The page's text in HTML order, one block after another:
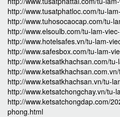
http://www.tusatphatloc.com/tu-
http://www.tuhosocaocap.com/tu-
http://www.elsoulb.com/tu-lam-
http://www.hotelsafes.vn/tu-lam-
http://www.safesbox.com/tu-lam-
http://www.ketsatkhachsan.com/
http://
http://www.ketsatkhachsan.vn/tu-
http://www.ketsatchongchay.vn/tu-
http://www.ketsatchongdap.com/
phong.html